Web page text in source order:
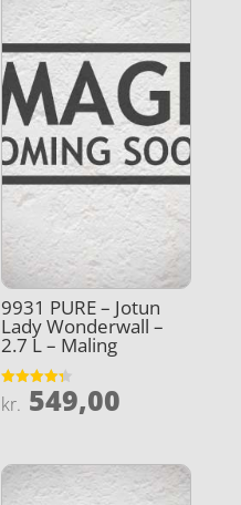
9931 PURE – Jotun
Lady Wonderwall –
2.7 L – Maling
Vurderet
4.3
kr. 549,00